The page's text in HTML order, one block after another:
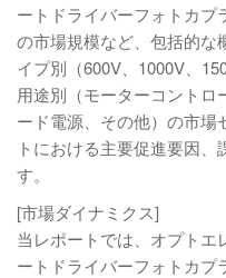
ートドライバーフォトカプ
の市場規模など、包括的な
イプ別（600V、1000V、
用途別（モーターコント
ード電源、その他）の市場
トにおける主要促進要因
す。
[市場ダイナミクス]
当レポートでは、オプト
ートドライバーフォトカ